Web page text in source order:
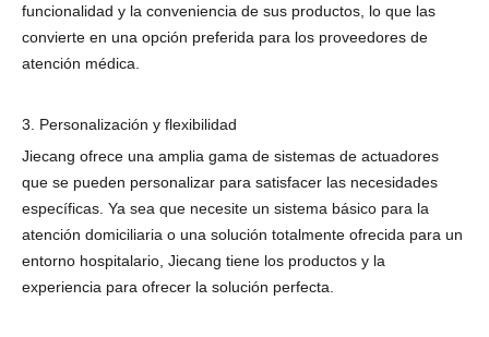
funcionalidad y la conveniencia de sus productos, lo que las
convierte en una opción preferida para los proveedores de
atención médica.
3. Personalización y flexibilidad
Jiecang ofrece una amplia gama de sistemas de actuadores
que se pueden personalizar para satisfacer las necesidades
específicas. Ya sea que necesite un sistema básico para la
atención domiciliaria o una solución totalmente ofrecida para un
entorno hospitalario, Jiecang tiene los productos y la
experiencia para ofrecer la solución perfecta.